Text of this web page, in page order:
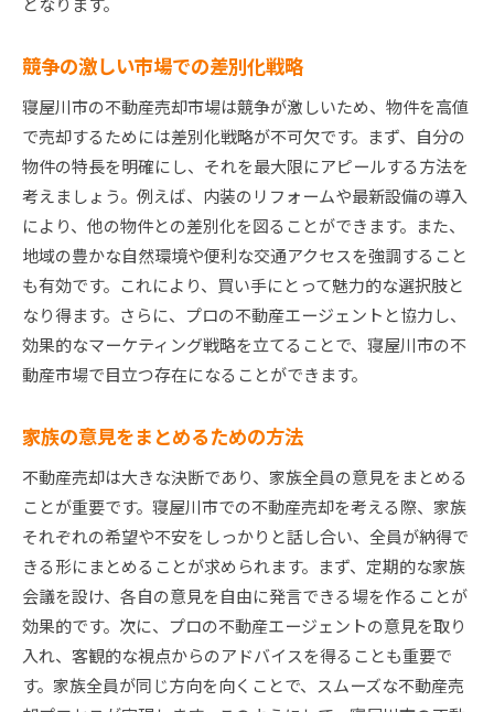
競争の激しい市場での差別化戦略
寝屋川市の不動産売却市場は競争が激しいため、物件を高値
で売却するためには差別化戦略が不可欠です。まず、自分の
物件の特長を明確にし、それを最大限にアピールする方法を
考えましょう。例えば、内装のリフォームや最新設備の導入
により、他の物件との差別化を図ることができます。また、
地域の豊かな自然環境や便利な交通アクセスを強調すること
も有効です。これにより、買い手にとって魅力的な選択肢と
なり得ます。さらに、プロの不動産エージェントと協力し、
効果的なマーケティング戦略を立てることで、寝屋川市の不
動産市場で目立つ存在になることができます。
家族の意見をまとめるための方法
不動産売却は大きな決断であり、家族全員の意見をまとめる
ことが重要です。寝屋川市での不動産売却を考える際、家族
それぞれの希望や不安をしっかりと話し合い、全員が納得で
きる形にまとめることが求められます。まず、定期的な家族
会議を設け、各自の意見を自由に発言できる場を作ることが
効果的です。次に、プロの不動産エージェントの意見を取り
入れ、客観的な視点からのアドバイスを得ることも重要で
す。家族全員が同じ方向を向くことで、スムーズな不動産売